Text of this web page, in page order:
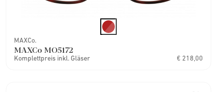
MAXCo.
MAXCo MO5172
Komplettpreis inkl. Gläser € 218,00